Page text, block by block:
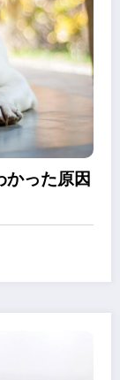
かった原因